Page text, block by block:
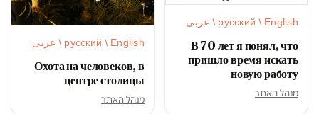
русский / English / عربى
В 70 лет я понял, что
пришло время искать
новую работу
מנהל האתר
русский / English / عربى
Охота на человеков, в
центре столицы
מנהל האתר